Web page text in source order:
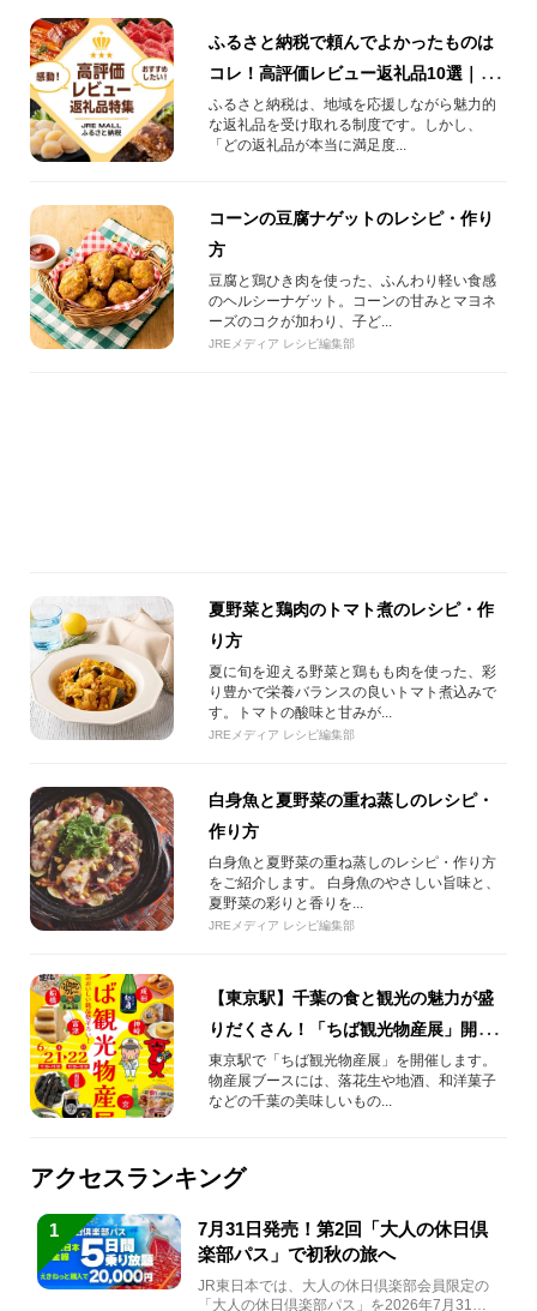
ふるさと納税で頼んでよかったものは
コレ！高評価レビュー返礼品10選｜
【JRE MALLふるさと納税】
ふるさと納税は、地域を応援しながら魅力的
な返礼品を受け取れる制度です。しかし、
「どの返礼品が本当に満足度...
コーンの豆腐ナゲットのレシピ・作り
方
豆腐と鶏ひき肉を使った、ふんわり軽い食感
のヘルシーナゲット。コーンの甘みとマヨネ
ーズのコクが加わり、子ど...
JREメディア レシピ編集部
夏野菜と鶏肉のトマト煮のレシピ・作
り方
夏に旬を迎える野菜と鶏もも肉を使った、彩
り豊かで栄養バランスの良いトマト煮込みで
す。トマトの酸味と甘みが...
JREメディア レシピ編集部
白身魚と夏野菜の重ね蒸しのレシピ・
作り方
白身魚と夏野菜の重ね蒸しのレシピ・作り方
をご紹介します。 白身魚のやさしい旨味と、
夏野菜の彩りと香りを...
JREメディア レシピ編集部
【東京駅】千葉の食と観光の魅力が盛
りだくさん！「ちば観光物産展」開
催！
東京駅で「ちば観光物産展」を開催します。
物産展ブースには、落花生や地酒、和洋菓子
などの千葉の美味しいもの...
アクセスランキング
1
7月31日発売！第2回「大人の休日倶
楽部パス」で初秋の旅へ
JR東日本では、大人の休日倶楽部会員限定の
「大人の休日倶楽部パス」を2026年7月31日